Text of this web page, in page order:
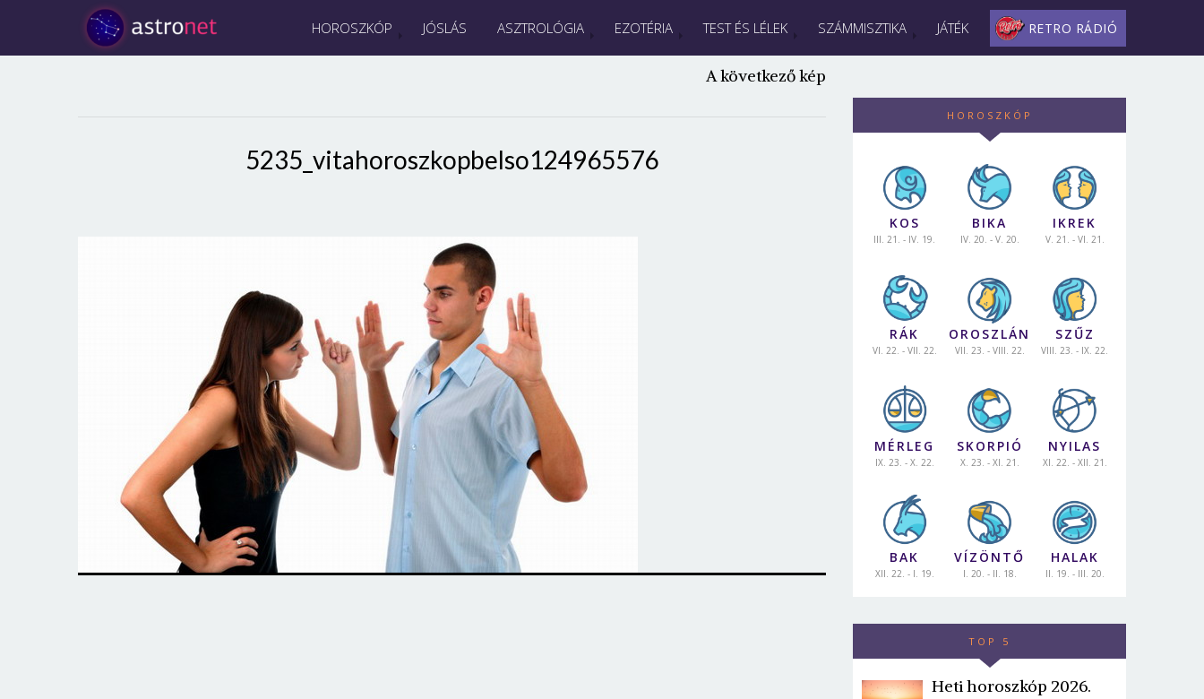
HOROSZKÓP JÓSLÁS ASZTROLÓGIA EZOTÉRIA TEST ÉS LÉLEK SZÁMMISZTIKA JÁTÉK RETRO RÁDIÓ
A következő kép
5235_vitahoroszkopbelso124965576
HOROSZKÓP
KOS
III. 21. - IV. 19.
BIKA
IV. 20. - V. 20.
IKREK
V. 21. - VI. 21.
RÁK
VI. 22. - VII. 22.
OROSZLÁN
VII. 23. - VIII. 22.
SZŰZ
VIII. 23. - IX. 22.
MÉRLEG
IX. 23. - X. 22.
SKORPIÓ
X. 23. - XI. 21.
NYILAS
XI. 22. - XII. 21.
BAK
XII. 22. - I. 19.
VÍZÖNTŐ
I. 20. - II. 18.
HALAK
II. 19. - III. 20.
TOP 5
Heti horoszkóp 2026.